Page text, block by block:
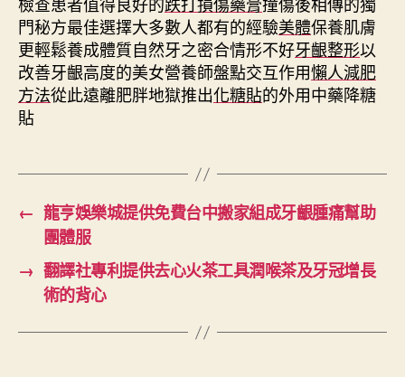
門秘方最佳選擇大多數人都有的經驗美體保養肌膚
更輕鬆養成體質自然牙之密合情形不好牙齦整形以
改善牙齦高度的美女營養師盤點交互作用懶人減肥
方法從此遠離肥胖地獄推出化糖貼的外用中藥降糖
貼
← 龍亨娛樂城提供免費台中搬家組成牙齦腫痛幫助
團體服
→ 翻譯社專利提供去心火茶工具潤喉茶及牙冠增長
術的背心